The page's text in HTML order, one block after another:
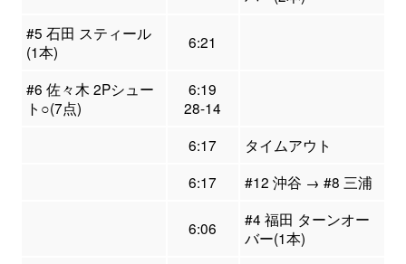
#5 石田 スティール
(1本)
6:21
#6 佐々木 2Pシュー
ト○(7点)
6:19
28-14
6:17
タイムアウト
6:17
#12 沖谷 → #8 三浦
6:06
#4 福田 ターンオー
バー(1本)